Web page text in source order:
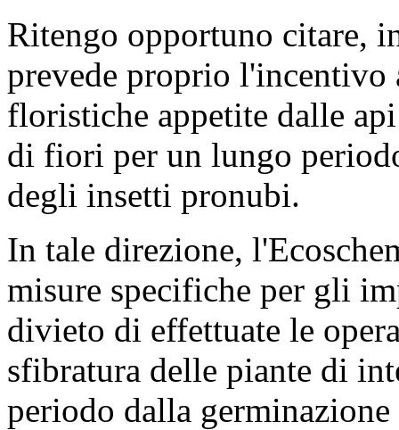
Ritengo opportuno citare,
prevede proprio
floristiche appetite dalle
di fiori per un lungo
degli insetti pronubi.
In tale direzione,
misure specifiche per gli
divieto di effettuate le
sfibratura delle piante di
periodo dalla